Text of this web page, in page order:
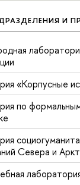
И
«Корпусные
по
Севера и